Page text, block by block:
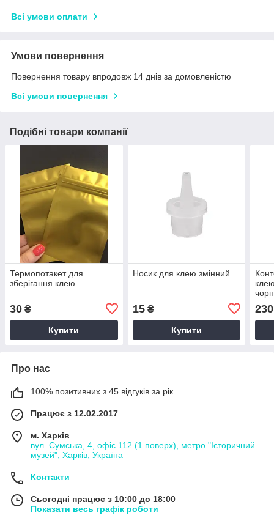
Всі умови оплати
Умови повернення
Повернення товару впродовж 14 днів за домовленістю
Всі умови повернення
Подібні товари компанії
Термопотакет для
зберігання клею
30 ₴
Купити
Носик для клею змінний
15₴
Купити
230
Про нас
100% позитивних з 45 відгуків за рік
Працює з 12.02.2017
м. Харків
вул. Сумська, 4, офіс 112 (1 поверх), метро "Історичний
музей", Харків, Україна
Контакти
Сьогодні працює з 10:00 до 18:00
Показати весь графік роботи